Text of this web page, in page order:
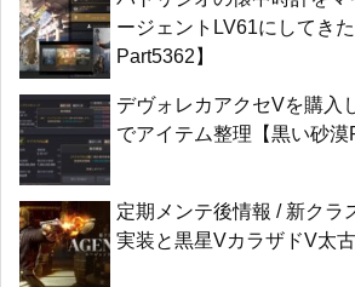
ージェントLV61にしてき
Part5362】
デヴォレカアクセVを購入
でアイテム整理【黒い砂漠
定期メンテ後情報 / 新クラ
実装と黒星VカラザドV太